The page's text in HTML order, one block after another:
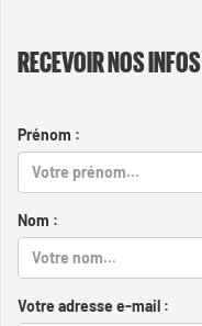
RECEVOIR NOS INFOS
Prénom :
Nom :
Votre adresse e-mail :